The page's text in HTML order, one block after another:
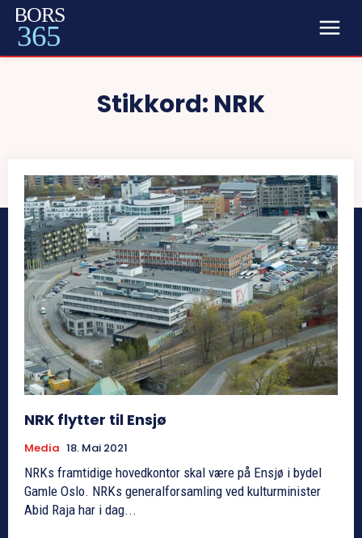
BORS
365
Stikkord: NRK
NRK flytter til Ensjø
Media 18. Mai 2021
NRKs framtidige hovedkontor skal være på Ensjø i bydel
Gamle Oslo. NRKs generalforsamling ved kulturminister
Abid Raja har i dag...